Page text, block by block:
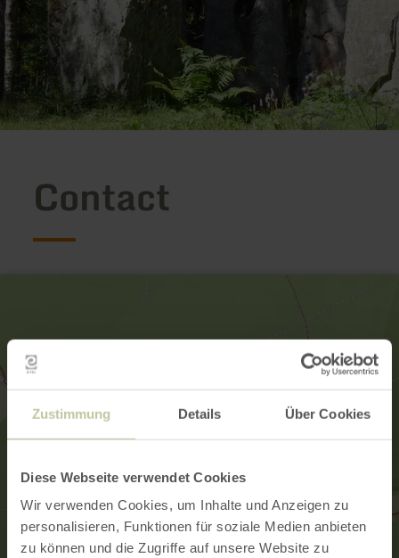
Zustimmung Details Über Cookies
Diese Webseite verwendet Cookies
Wir verwenden Cookies, um Inhalte und Anzeigen zu
personalisieren, Funktionen für soziale Medien anbieten
zu können und die Zugriffe auf unsere Website zu
Contact